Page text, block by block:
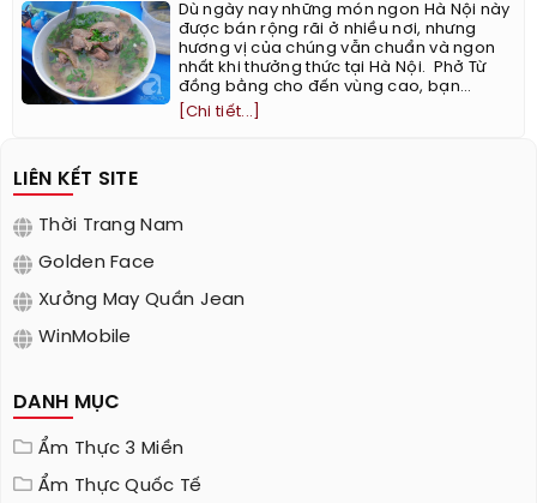
Dù ngày nay những món ngon Hà Nội này
được bán rộng rãi ở nhiều nơi, nhưng
hương vị của chúng vẫn chuẩn và ngon
nhất khi thưởng thức tại Hà Nội. ​ Phở Từ
đồng bằng cho đến vùng cao, bạn...
[Chi tiết...]
LIÊN KẾT SITE
Thời Trang Nam
Golden Face
Xưởng May Quần Jean
WinMobile
DANH MỤC
Ẩm Thực 3 Miền
Ẩm Thực Quốc Tế